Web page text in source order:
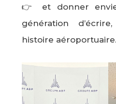
👉 et donner
génération
histoire aéroportuaire.